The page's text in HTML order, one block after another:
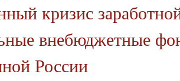
кризис
внебюджетные
России